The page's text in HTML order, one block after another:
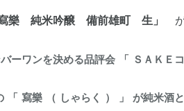
寫樂 純米吟醸 備前雄町 生」
ーワンを決める品評会 「 ＳＡＫＥ
「 寫樂 （ しゃらく ） 」 が純米酒